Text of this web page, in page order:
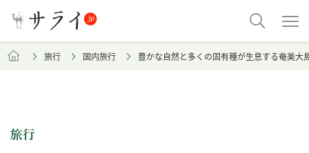
旅行 国内旅行 豊かな自然と多くの固有種が生息する奄美大
旅行